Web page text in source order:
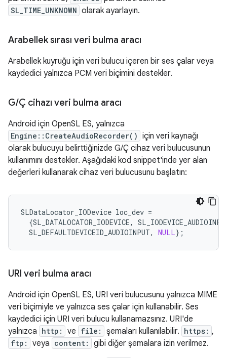
SL_TIME_UNKNOWN olarak ayarlayın.
Arabellek sırası veri bulma aracı
Arabellek kuyruğu için veri bulucu içeren bir ses çalar veya
kaydedici yalnızca PCM veri biçimini destekler.
G/Ç cihazı veri bulma aracı
Android için OpenSL ES, yalnızca
Engine::CreateAudioRecorder() için veri kaynağı
olarak bulucuyu belirttiğinizde G/Ç cihaz veri bulucusunun
kullanımını destekler. Aşağıdaki kod snippet'inde yer alan
değerleri kullanarak cihaz veri bulucusunu başlatın:
SLDataLocator_IODevice loc_dev =
{SL_DATALOCATOR_IODEVICE,
SL_DEFAULTDEVICEID_AUDIOINPUT, NULL};
URI veri bulma aracı
Android için OpenSL ES, URI veri bulucusunu yalnızca MIME
veri biçimiyle ve yalnızca ses çalar için kullanabilir. Ses
kaydedici için URI veri bulucu kullanamazsınız. URI'de
yalnızca http: ve file: şemaları kullanılabilir. https: ,
ftp: veya content:
gibi diğer şemalara izin verilmez.